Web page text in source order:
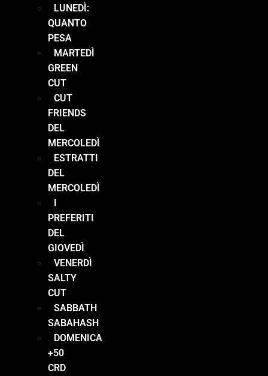
LUNEDÌ:
QUANTO
PESA
MARTEDÌ
GREEN
CUT
CUT
FRIENDS
DEL
MERCOLEDÌ
ESTRATTI
DEL
MERCOLEDÌ
I
PREFERITI
DEL
GIOVEDÌ
VENERDÌ
SALTY
CUT
SABBATH
SABAHASH
DOMENICA
+50
CRD